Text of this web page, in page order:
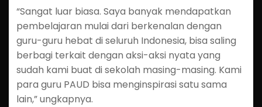
“Sangat luar biasa. Saya banyak mendapatkan
pembelajaran mulai dari berkenalan dengan
guru-guru hebat di seluruh Indonesia, bisa saling
berbagi terkait dengan aksi-aksi nyata yang
sudah kami buat di sekolah masing-masing. Kami
para guru PAUD bisa menginspirasi satu sama
lain,” ungkapnya.